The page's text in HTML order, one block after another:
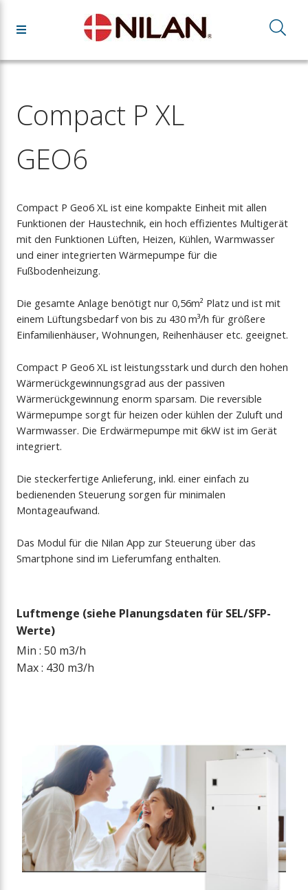
Compact P XL
GEO6
Compact P Geo6 XL ist eine kompakte Einheit mit allen
Funktionen der Haustechnik, ein hoch effizientes Multigerät
mit den Funktionen Lüften, Heizen, Kühlen, Warmwasser
und einer integrierten Wärmepumpe für die
Fußbodenheizung.
Die gesamte Anlage benötigt nur 0,56m² Platz und ist mit
einem Lüftungsbedarf von bis zu 430 m³/h für größere
Einfamilienhäuser, Wohnungen, Reihenhäuser etc. geeignet.
Compact P Geo6 XL ist leistungsstark und durch den hohen
Wärmerückgewinnungsgrad aus der passiven
Wärmerückgewinnung enorm sparsam. Die reversible
Wärmepumpe sorgt für heizen oder kühlen der Zuluft und
Warmwasser. Die Erdwärmepumpe mit 6kW ist im Gerät
integriert.
Die steckerfertige Anlieferung, inkl. einer einfach zu
bedienenden Steuerung sorgen für minimalen
Montageaufwand.
Das Modul für die Nilan App zur Steuerung über das
Smartphone sind im Lieferumfang enthalten.
Luftmenge (siehe Planungsdaten für SEL/SFP-
Werte)
Min : 50 m3/h
Max : 430 m3/h